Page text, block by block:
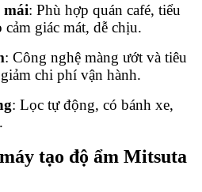
mái: Phù hợp quán café, tiểu
giác mát, dễ chịu.
: Công nghệ màng ướt và tiêu
chi phí vận hành.
: Lọc tự động, có bánh xe,
tạo độ ẩm Mitsuta